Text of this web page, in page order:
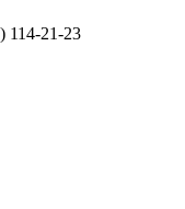
114-21-23